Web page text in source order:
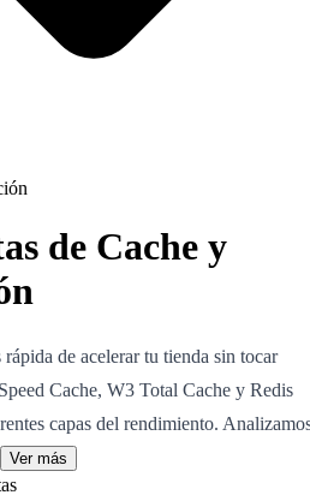
de Cache y
de acelerar tu tienda sin tocar
Cache, W3 Total Cache y Redis
capas del rendimiento.
Ver más